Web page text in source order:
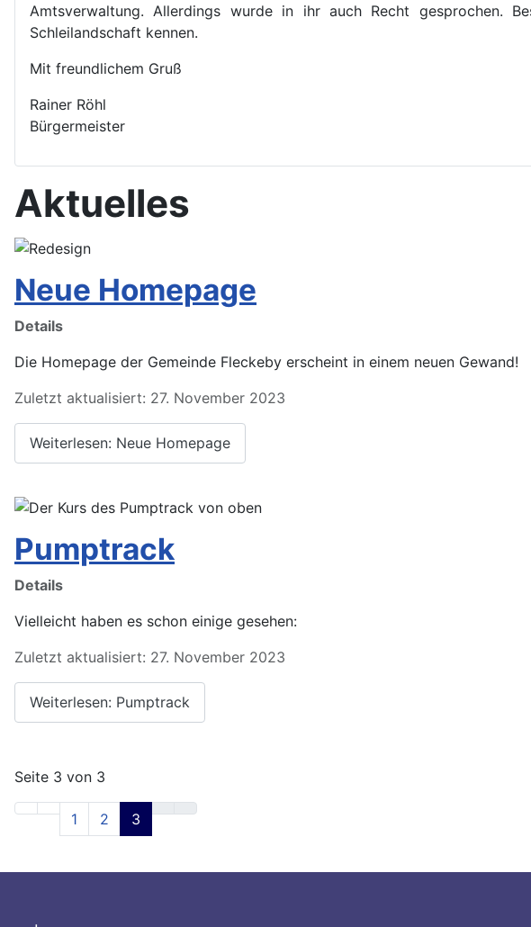
Amtsverwaltung. Allerdings wurde in ihr auch Recht gesprochen.
Schleilandschaft kennen.
Mit freundlichem Gruß
Rainer Röhl
Bürgermeister
Aktuelles
Neue Homepage
Details
Die Homepage der Gemeinde Fleckeby erscheint in einem neuen Gewand!
Zuletzt aktualisiert: 27. November 2023
Weiterlesen: Neue Homepage
Pumptrack
Details
Vielleicht haben es schon einige gesehen:
Zuletzt aktualisiert: 27. November 2023
Weiterlesen: Pumptrack
Seite 3 von 3
1 2 3